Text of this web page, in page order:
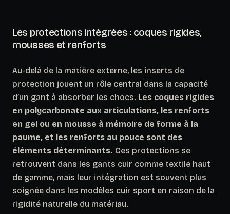
Les protections intégrées : coques rigides,
mousses et renforts
Au-delà de la matière externe, les inserts de
protection jouent un rôle central dans la capacité
d’un gant à absorber les chocs. Les coques rigides
en polycarbonate aux articulations, les renforts
en gel ou en mousse à mémoire de forme à la
paume, et les renforts au pouce sont des
éléments déterminants. Ces protections se
retrouvent dans les gants cuir comme textile haut
de gamme, mais leur intégration est souvent plus
soignée dans les modèles cuir sport en raison de la
rigidité naturelle du matériau.